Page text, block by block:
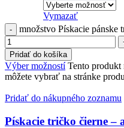
Vymazať
množstvo Pískacie pánske
Pridať do košíka
Výber možností Tento produkt
môžete vybrať na stránke
Pridať do nákupného zoznamu
Pískacie tričko čierne –